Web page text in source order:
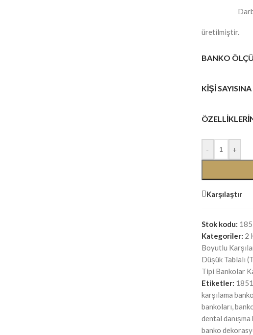
üretilmiştir.
BANKO
KIŞI
- +
Karşılaştır
Stok kodu:
Kategoriler: 2
Boyutlu
Düşük Tablalı
Tipi Bankolar
Etiketler:
karşılama banko
bankoları,
dental danışma
banko